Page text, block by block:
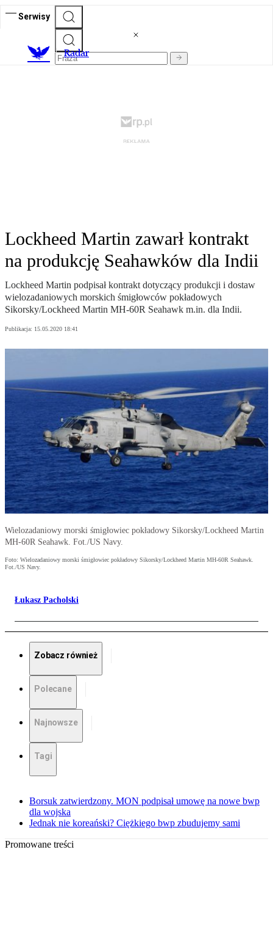
Serwisy
Radar
Lockheed Martin zawarł kontrakt
na produkcję Seahawków dla Indii
Lockheed Martin podpisał kontrakt dotyczący produkcji i dostaw
wielozadaniowych morskich śmigłowców pokładowych
Sikorsky/Lockheed Martin MH-60R Seahawk m.in. dla Indii.
Publikacja: 15.05.2020 18:41
Wielozadaniowy morski śmigłowiec pokładowy Sikorsky/Lockheed Martin
MH-60R Seahawk. Fot./US Navy.
Foto: Wielozadaniowy morski śmigłowiec pokładowy Sikorsky/Lockheed Martin MH-60R Seahawk.
Fot./US Navy.
Łukasz Pacholski
Zobacz również
Polecane
Najnowsze
Tagi
Borsuk zatwierdzony. MON podpisał umowę na nowe bwp
dla wojska
Jednak nie koreański? Ciężkiego bwp zbudujemy sami
Promowane treści